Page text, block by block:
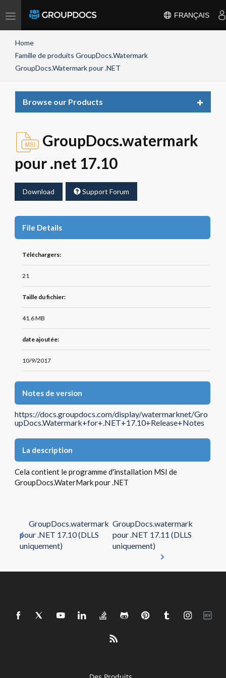
Toggle
FRANÇAIS
Home
Famille de produits GroupDocs.Watermark
GroupDocs.Watermark pour .NET
Browse our Products
Toggle
GroupDocs.watermark
pour .net 17.10
Download Support Forum
File Details
Téléchargers:
21
Taille du fichier:
41.6 MB
date ajoutée:
10/9/2017
Notes de version
https://docs.groupdocs.com/display/watermarknet/Gro
upDocs.Watermark+for+.NET+17.10+Release+Notes
La description
Cela contient le programme d'installation MSI de
GroupDocs.WaterMark pour .NET
GroupDocs.watermark
pour .NET 17.10 (DLLS
uniquement)
GroupDocs.watermark
pour .NET 17.11 (DLLS
uniquement)